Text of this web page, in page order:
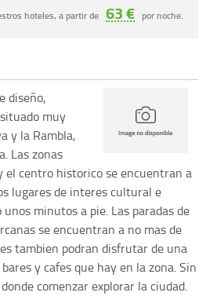
hoteles, a partir de 63 € por noche.
diseño,
muy
y la Rambla,
Las zonas
el centro historico se encuentran a
lugares de interes cultural e
minutos a pie. Las paradas de
se encuentran a no mas de
tambien podran disfrutar de una
y cafes que hay en la zona. Sin
comenzar explorar la ciudad.